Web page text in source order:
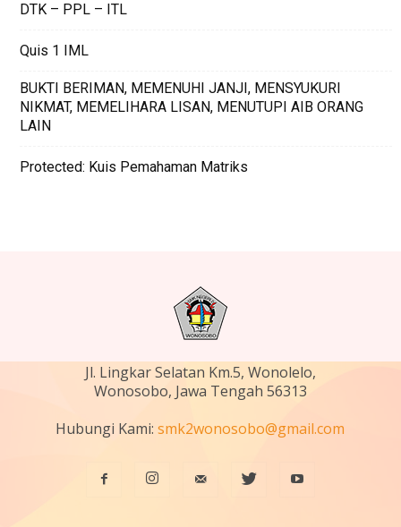
DTK – PPL – ITL
Quis 1 IML
BUKTI BERIMAN, MEMENUHI JANJI, MENSYUKURI
NIKMAT, MEMELIHARA LISAN, MENUTUPI AIB ORANG
LAIN
Protected: Kuis Pemahaman Matriks
Jl. Lingkar Selatan Km.5, Wonolelo,
Wonosobo, Jawa Tengah 56313
Hubungi Kami:smk2wonosobo@gmail.com